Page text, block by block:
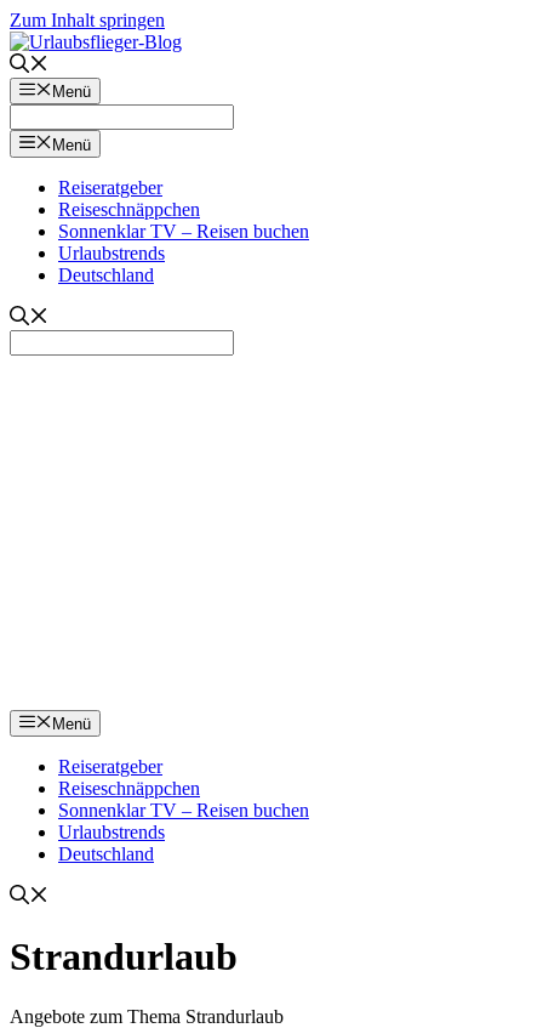
Zum Inhalt springen
Menü
Menü
Reiseratgeber
Reiseschnäppchen
Sonnenklar TV – Reisen buchen
Urlaubstrends
Deutschland
Menü
Reiseratgeber
Reiseschnäppchen
Sonnenklar TV – Reisen buchen
Urlaubstrends
Deutschland
Strandurlaub
Angebote zum Thema Strandurlaub